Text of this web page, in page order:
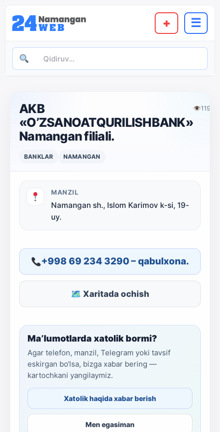
+ ☰
AKB
«O’ZSANOATQURILISHBANK»
Namangan filiali.
👁119
BANKLAR NAMANGAN
MANZIL
Namangan sh., Islom Karimov k-si, 19-
uy.
+998 69 234 3290 – qabulxona.
🗺 Xaritada ochish
Ma’lumotlarda xatolik bormi?
Agar telefon, manzil, Telegram yoki tavsif
eskirgan bo‘lsa, bizga xabar bering —
kartochkani yangilaymiz.
Xatolik haqida xabar berish
Men egasiman